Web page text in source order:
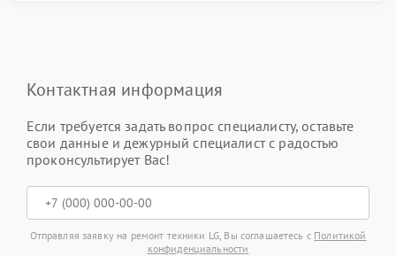
Контактная информация
Если требуется задать вопрос специалисту, оставьте
свои данные и дежурный специалист с радостью
проконсультирует Вас!
Отправляя заявку на ремонт техники LG, Вы соглашаетесь с Политикой
конфиденциальности